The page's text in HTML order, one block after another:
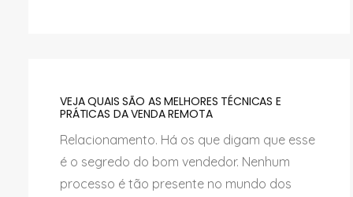
VEJA QUAIS SÃO AS MELHORES TÉCNICAS E
PRÁTICAS DA VENDA REMOTA
Relacionamento. Há os que digam que esse
é o segredo do bom vendedor. Nenhum
processo é tão presente no mundo dos